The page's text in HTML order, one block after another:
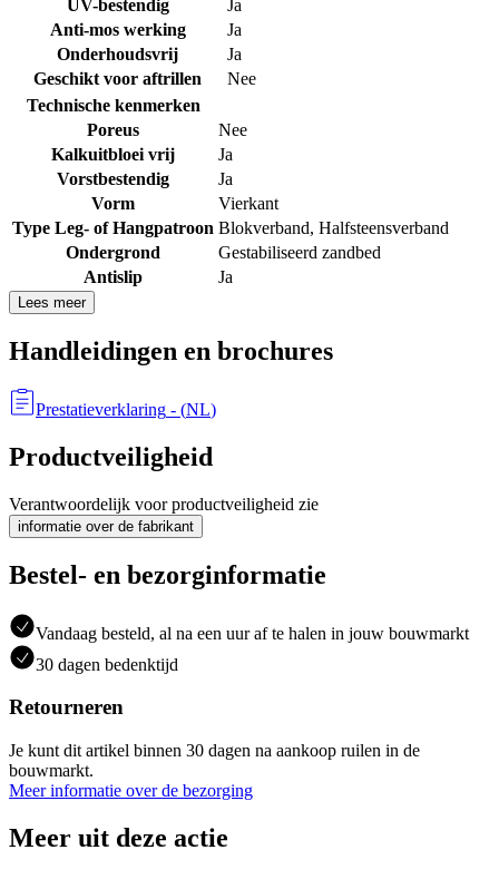
UV-bestendig
Ja
Anti-mos werking
Ja
Onderhoudsvrij
Ja
Geschikt voor aftrillen
Nee
Technische kenmerken
Poreus
Nee
Kalkuitbloei vrij
Ja
Vorstbestendig
Ja
Vorm
Vierkant
Type Leg- of Hangpatroon Blokverband, Halfsteensverband
Ondergrond
Gestabiliseerd zandbed
Antislip
Ja
Lees meer
Handleidingen en brochures
Prestatieverklaring - (NL)
Productveiligheid
Verantwoordelijk voor productveiligheid zie
informatie over de fabrikant
Bestel- en bezorginformatie
Vandaag besteld, al na een uur af te halen in jouw bouwmarkt
30 dagen bedenktijd
Retourneren
Je kunt dit artikel binnen 30 dagen na aankoop ruilen in de
bouwmarkt.
Meer informatie over de bezorging
Meer uit deze actie